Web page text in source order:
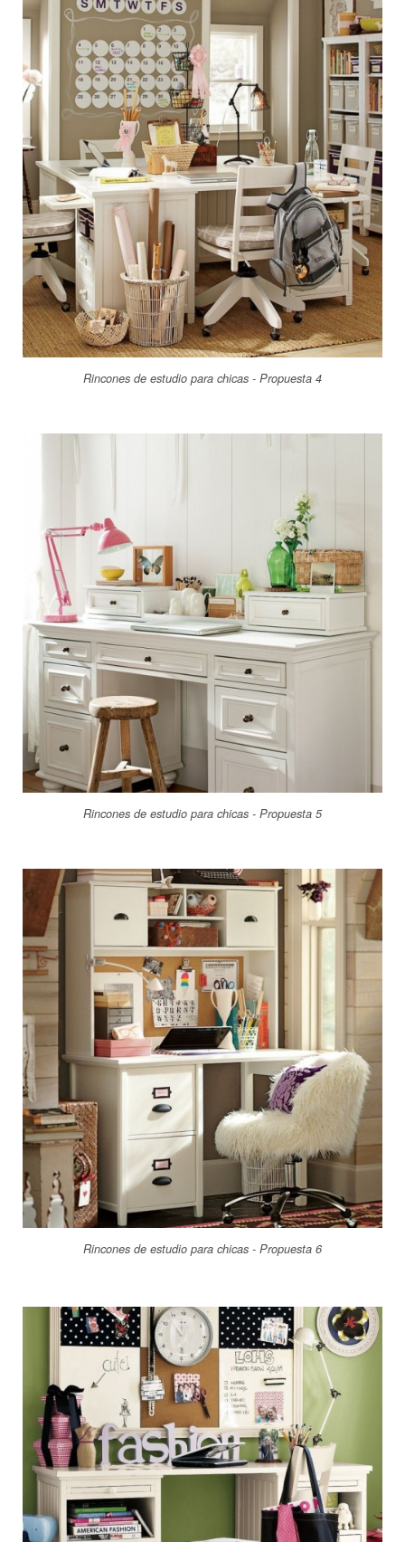
Rincones de estudio para chicas - Propuesta 4
Rincones de estudio para chicas - Propuesta 5
Rincones de estudio para chicas - Propuesta 6